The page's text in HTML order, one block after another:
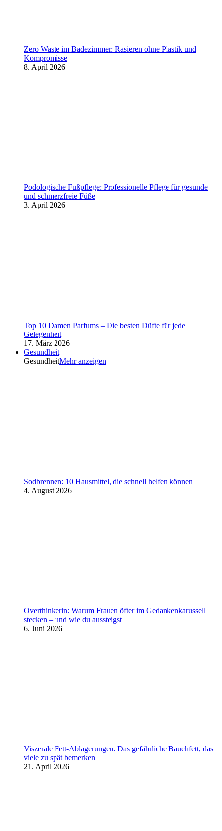
Zero Waste im Badezimmer: Rasieren ohne Plastik und
Kompromisse
8. April 2026
Podologische Fußpflege: Professionelle Pflege für gesunde
und schmerzfreie Füße
3. April 2026
Top 10 Damen Parfums – Die besten Düfte für jede
Gelegenheit
17. März 2026
Gesundheit
GesundheitMehr anzeigen
Sodbrennen: 10 Hausmittel, die schnell helfen können
4. August 2026
Overthinkerin: Warum Frauen öfter im Gedankenkarussell
stecken – und wie du aussteigst
6. Juni 2026
Viszerale Fett-Ablagerungen: Das gefährliche Bauchfett, das
viele zu spät bemerken
21. April 2026